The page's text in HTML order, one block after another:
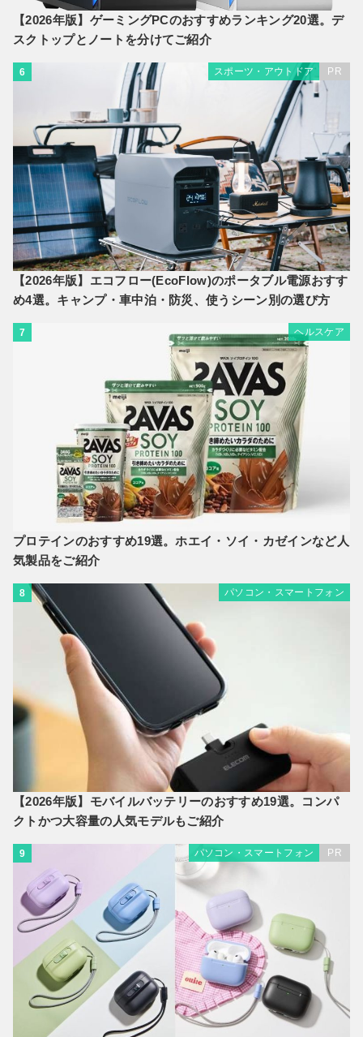
【2026年版】ゲーミングPCのおすすめランキング20選。デ
スクトップとノートを分けてご紹介
6 スポーツ・アウトドア PR
【2026年版】エコフロー(EcoFlow)のポータブル電源おすす
め4選。キャンプ・車中泊・防災、使うシーン別の選び方
7 ヘルスケア
プロテインのおすすめ19選。ホエイ・ソイ・カゼインなど人
気製品をご紹介
8 パソコン・スマートフォン
【2026年版】モバイルバッテリーのおすすめ19選。コンパ
クトかつ大容量の人気モデルもご紹介
9 パソコン・スマートフォン PR